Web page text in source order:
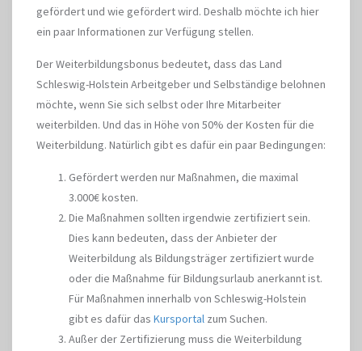
gefördert und wie gefördert wird. Deshalb möchte ich hier
ein paar Informationen zur Verfügung stellen.
Der Weiterbildungsbonus bedeutet, dass das Land
Schleswig-Holstein Arbeitgeber und Selbständige belohnen
möchte, wenn Sie sich selbst oder Ihre Mitarbeiter
weiterbilden. Und das in Höhe von 50% der Kosten für die
Weiterbildung. Natürlich gibt es dafür ein paar Bedingungen:
Gefördert werden nur Maßnahmen, die maximal
3.000€ kosten.
Die Maßnahmen sollten irgendwie zertifiziert sein.
Dies kann bedeuten, dass der Anbieter der
Weiterbildung als Bildungsträger zertifiziert wurde
oder die Maßnahme für Bildungsurlaub anerkannt ist.
Für Maßnahmen innerhalb von Schleswig-Holstein
gibt es dafür das Kursportal zum Suchen.
Außer der Zertifizierung muss die Weiterbildung